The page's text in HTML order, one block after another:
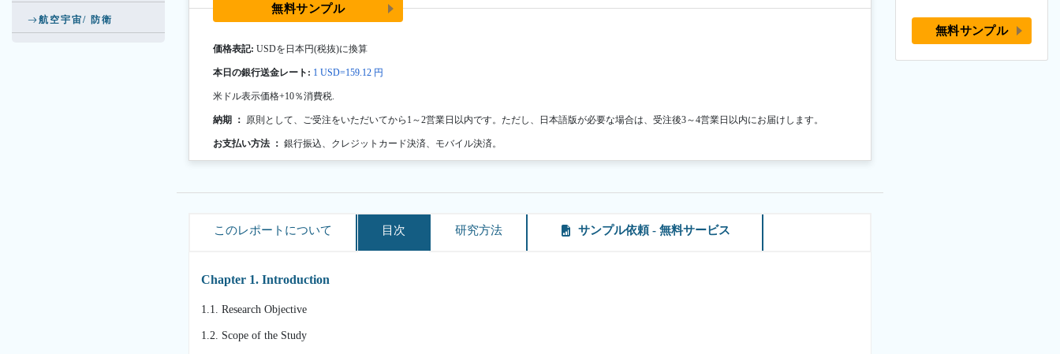
航空宇宙/ 防衛
無料サンプル
価格表記: USDを日本円(税抜)に換算
本日の銀行送金レート: 1 USD=159.12 円
米ドル表示価格+10％消費税.
納期 ： 原則として、ご受注をいただいてから1～2営業日以内です。ただし、日本語版が必要な場合は、受注後3～4営業日以内にお届けします。
お支払い方法 ： 銀行振込、クレジットカード決済、モバイル決済。
このレポートについて 目次 研究方法 サンプル依頼 - 無料サービス
Chapter 1. Introduction
1.1. Research Objective
1.2. Scope of the Study
無料サンプル